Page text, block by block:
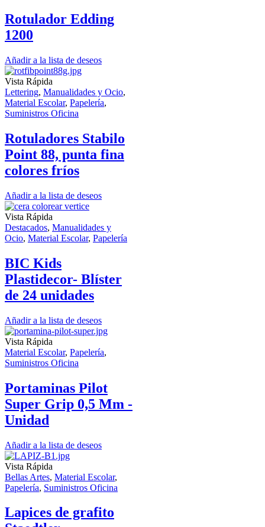
Rotulador Edding
1200
Añadir a la lista de deseos
Vista Rápida
Lettering, Manualidades y Ocio,
Material Escolar, Papelería,
Suministros Oficina
Rotuladores Stabilo
Point 88, punta fina
colores fríos
Añadir a la lista de deseos
Vista Rápida
Destacados, Manualidades y
Ocio, Material Escolar, Papelería
BIC Kids
Plastidecor- Blíster
de 24 unidades
Añadir a la lista de deseos
Vista Rápida
Material Escolar, Papelería,
Suministros Oficina
Portaminas Pilot
Super Grip 0,5 Mm -
Unidad
Añadir a la lista de deseos
Vista Rápida
Bellas Artes, Material Escolar,
Papelería, Suministros Oficina
Lapices de grafito